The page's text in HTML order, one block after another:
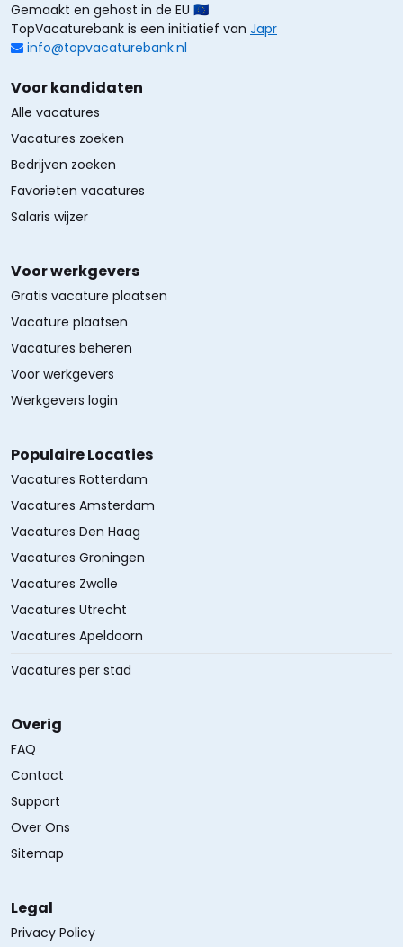
Gemaakt en gehost in de EU 🇪🇺
TopVacaturebank is een initiatief van Japr
info@topvacaturebank.nl
Voor kandidaten
Alle vacatures
Vacatures zoeken
Bedrijven zoeken
Favorieten vacatures
Salaris wijzer
Voor werkgevers
Gratis vacature plaatsen
Vacature plaatsen
Vacatures beheren
Voor werkgevers
Werkgevers login
Populaire Locaties
Vacatures Rotterdam
Vacatures Amsterdam
Vacatures Den Haag
Vacatures Groningen
Vacatures Zwolle
Vacatures Utrecht
Vacatures Apeldoorn
Vacatures per stad
Overig
FAQ
Contact
Support
Over Ons
Sitemap
Legal
Privacy Policy